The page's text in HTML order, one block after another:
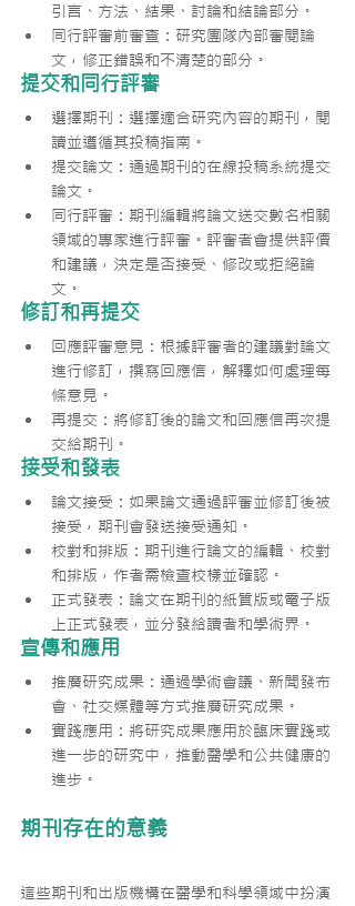
引言、方法、結果、討論和結論部分。
同行評審前審查：研究團隊內部審閱論
文，修正錯誤和不清楚的部分。
提交和同行評審
選擇期刊：選擇適合研究內容的期刊，閱
讀並遵循其投稿指南。
提交論文：通過期刊的在線投稿系統提交
論文。
同行評審：期刊編輯將論文送交數名相關
領域的專家進行評審。評審者會提供評價
和建議，決定是否接受、修改或拒絕論
文。
修訂和再提交
回應評審意見：根據評審者的建議對論文
進行修訂，撰寫回應信，解釋如何處理每
條意見。
再提交：將修訂後的論文和回應信再次提
交給期刊。
接受和發表
論文接受：如果論文通過評審並修訂後被
接受，期刊會發送接受通知。
校對和排版：期刊進行論文的編輯、校對
和排版，作者需檢查校樣並確認。
正式發表：論文在期刊的紙質版或電子版
上正式發表，並分發給讀者和學術界。
宣傳和應用
推廣研究成果：通過學術會議、新聞發布
會、社交媒體等方式推廣研究成果。
實踐應用：將研究成果應用於臨床實踐或
進一步的研究中，推動醫學和公共健康的
進步。
期刊存在的意義
這些期刊和出版機構在醫學和科學領域中扮演